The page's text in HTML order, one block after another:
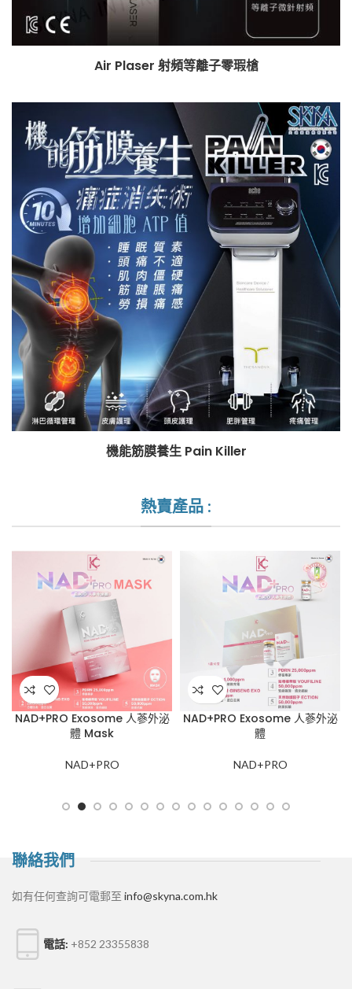
Air Plaser 射頻等離子零瑕槍
機能筋膜養生 Pain Killer
熱賣產品 :
泌
Dactor Peel 新世代 Exoxen 無
酸極光素 (頭皮)
Dactor Peel
Dactor Peel 新世代 Exoxen
酸極光素 (面部)
Dactor Peel
聯絡我們
如有任何查詢可電郵至 info@skyna.com.hk
電話: +852 23355838